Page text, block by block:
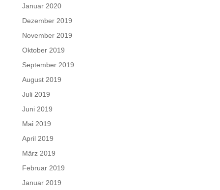
Januar 2020
Dezember 2019
November 2019
Oktober 2019
September 2019
August 2019
Juli 2019
Juni 2019
Mai 2019
April 2019
März 2019
Februar 2019
Januar 2019